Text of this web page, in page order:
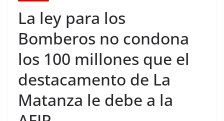
La ley para los
Bomberos no condona
los 100 millones que el
destacamento de La
Matanza le debe a la